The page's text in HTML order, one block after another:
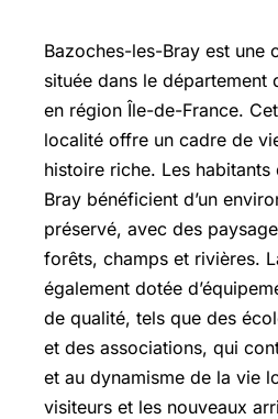
Bazoches-les-Bray est une
située dans le département
en région Île-de-France.
localité offre un cadre de
histoire riche. Les
Bray bénéficient d’un
préservé, avec des
forêts, champs et rivières.
également dotée
de qualité, tels que des
et des associations, qui
et au dynamisme de la vie
visiteurs et les nouveaux